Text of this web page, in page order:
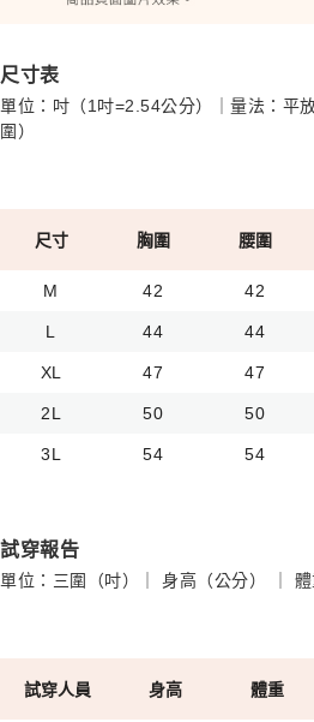
尺寸表
單位：吋（1吋=2.54公分）｜量法：平
圍）
尺寸 胸圍 腰圍
M 42 42
L 44 44
XL 47 47
2L 50 50
3L 54 54
試穿報告
單位：三圍（吋）｜ 身高（公分） ｜ 體
試穿人員 身高 體重